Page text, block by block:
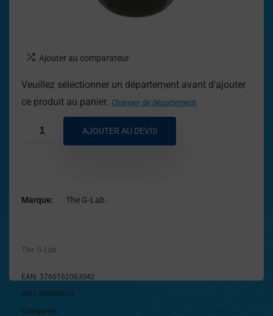
Ajouter au comparateur
Veuillez sélectionner un département avant d'ajouter
ce produit au panier. Changer de département
AJOUTER AU DEVIS
Marque The G-Lab
The G-Lab
EAN: 3760162063042
SKU: SOURIS-10
Catégories:
, , , ,